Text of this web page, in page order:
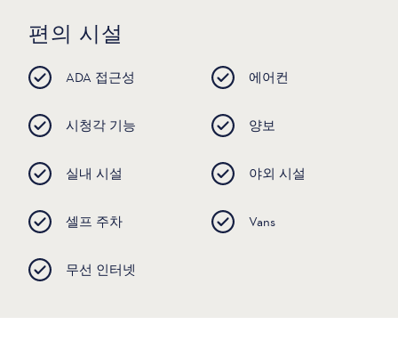
편의 시설
ADA 접근성 에어컨
시청각 기능 양보
실내 시설 야외 시설
셀프 주차 Vans
무선 인터넷